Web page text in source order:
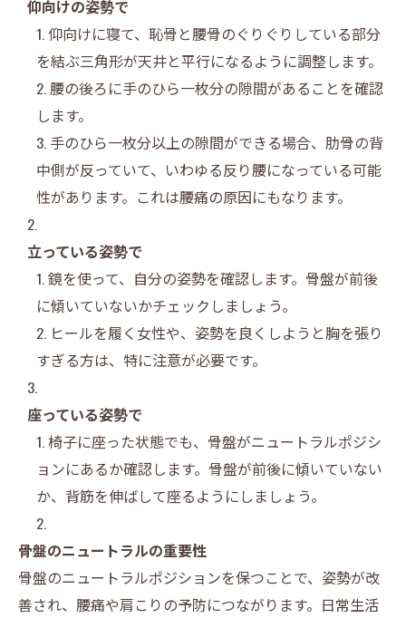
仰向けの姿勢で
仰向けに寝て、恥骨と腰骨のぐりぐりしている部分
を結ぶ三角形が天井と平行になるように調整します。
腰の後ろに手のひら一枚分の隙間があることを確認
します。
手のひら一枚分以上の隙間ができる場合、肋骨の背
中側が反っていて、いわゆる反り腰になっている可能
性があります。これは腰痛の原因にもなります。
立っている姿勢で
鏡を使って、自分の姿勢を確認します。骨盤が前後
に傾いていないかチェックしましょう。
ヒールを履く女性や、姿勢を良くしようと胸を張り
すぎる方は、特に注意が必要です。
座っている姿勢で
椅子に座った状態でも、骨盤がニュートラルポジシ
ョンにあるか確認します。骨盤が前後に傾いていない
か、背筋を伸ばして座るようにしましょう。
骨盤のニュートラルの重要性
骨盤のニュートラルポジションを保つことで、姿勢が改
善され、腰痛や肩こりの予防につながります。日常生活